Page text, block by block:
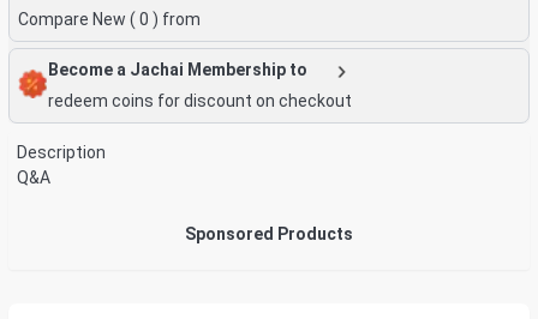
Compare New ( 0 ) from
Become a Jachai Membership to
redeem coins for discount on checkout
Description
Q&A
Sponsored Products